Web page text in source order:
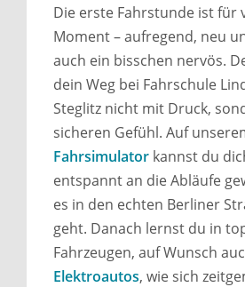
Die erste Fahrstunde ist für
Moment – aufregend, neu
auch ein bisschen nervös.
dein Weg bei Fahrschule
Steglitz nicht mit Druck,
sicheren Gefühl. Auf
Fahrsimulator kannst du
entspannt an die Abläufe
es in den echten Berliner
geht. Danach lernst du in
Fahrzeugen, auf Wunsch
Elektroautos, wie sich